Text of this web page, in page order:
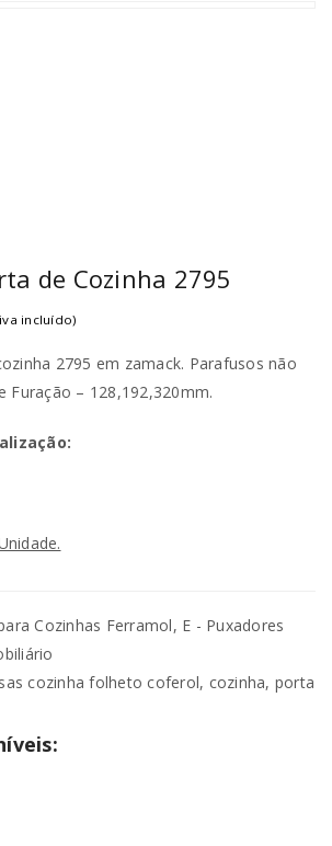
de Cozinha 2795
incluído)
2795 em zamack. Parafusos não
Furação – 128,192,320mm.
Cozinhas Ferramol, E - Puxadores
cozinha folheto coferol, cozinha, porta